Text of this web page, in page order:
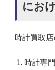
にお
時計買取
時計専